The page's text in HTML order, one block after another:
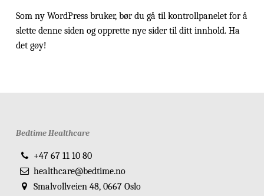
Som ny WordPress bruker, bør du gå til kontrollpaneletfor å
slette denne siden og opprette nye sider til ditt innhold. Ha
det gøy!
Bedtime Healthcare
+47 67 11 10 80
healthcare@bedtime.no
Smalvollveien 48, 0667 Oslo